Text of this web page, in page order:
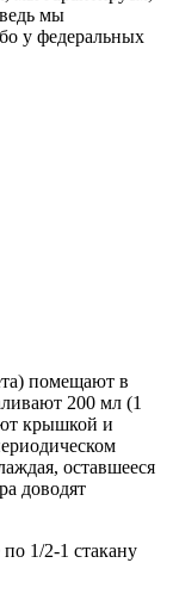
мы
у федеральных
помещают в
200 мл (1
крышкой и
оставшееся
доводят
1/2-1 стакану